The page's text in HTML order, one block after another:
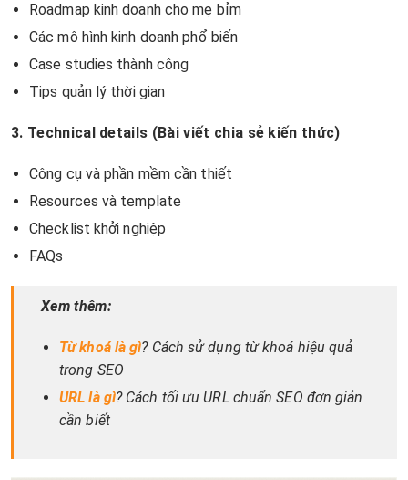
Roadmap kinh doanh cho mẹ bỉm
Các mô hình kinh doanh phổ biến
Case studies thành công
Tips quản lý thời gian
3. Technical details (Bài viết chia sẻ kiến thức)
Công cụ và phần mềm cần thiết
Resources và template
Checklist khởi nghiệp
FAQs
Xem thêm:
Từ khoá là gì? Cách sử dụng từ khoá hiệu quả
trong SEO
URL là gì? Cách tối ưu URL chuẩn SEO đơn giản
cần biết